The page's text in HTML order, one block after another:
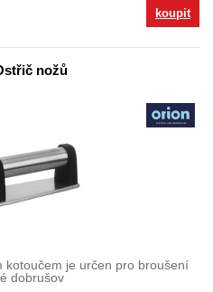
koupit
nožů
kotoučem je určen pro broušení
dobrušov